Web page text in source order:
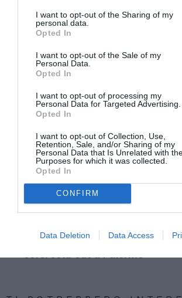
I want to opt-out of the Sharing of my
personal data.
Opted In
I want to opt-out of the Sale of my
Personal Data.
Opted In
I want to opt-out of processing my
Personal Data for Targeted Advertising.
Opted In
I want to opt-out of Collection, Use,
Retention, Sale, and/or Sharing of my
Personal Data that Is Unrelated with
Purposes for which it was collected.
Opted In
CONFIRM
Data Deletion Data Access
Post precedente
15/3 Pilates Fenix, corso di
Pl4tform, academy elettronica:
corsi sold out a Palermo